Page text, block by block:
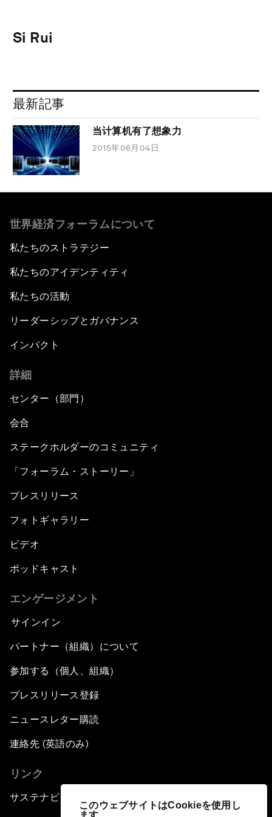
このウェブサイトはCookieを使用し
ます
Si Rui
最新記事
当计算机有了想象力
2015年06月04日
世界経済フォーラムについて
私たちのストラテジー
私たちのアイデンティティ
私たちの活動
リーダーシップとガバナンス
インパクト
詳細
センター（部門）
会合
ステークホルダーのコミュニティ
「フォーラム・ストーリー」
プレスリリース
フォトギャラリー
ビデオ
ポッドキャスト
エンゲージメント
サインイン
パートナー（組織）について
参加する（個人、組織）
プレスリリース登録
ニュースレター購読
連絡先 (英語のみ)
リンク
サステナビリティへの取り組み